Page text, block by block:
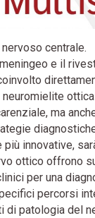
centrale.
e il
ma
innovative,
ottico offrono
per una
percorsi
di patologia del